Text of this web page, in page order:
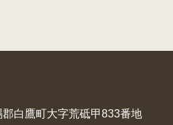
白鷹町大字荒砥甲833番地